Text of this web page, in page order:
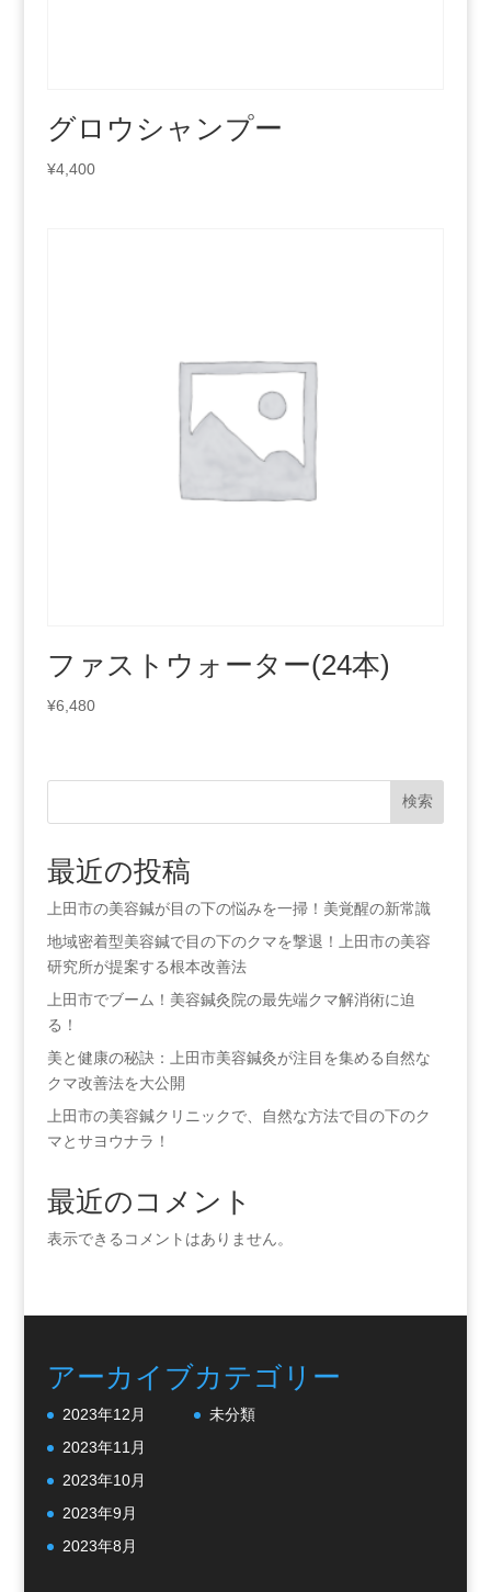
グロウシャンプー
¥4,400
ファストウォーター(24本)
¥6,480
検索
最近の投稿
上田市の美容鍼が目の下の悩みを一掃！美覚醒の新常識
地域密着型美容鍼で目の下のクマを撃退！上田市の美容
研究所が提案する根本改善法
上田市でブーム！美容鍼灸院の最先端クマ解消術に迫
る！
美と健康の秘訣：上田市美容鍼灸が注目を集める自然な
クマ改善法を大公開
上田市の美容鍼クリニックで、自然な方法で目の下のク
マとサヨウナラ！
最近のコメント
表示できるコメントはありません。
アーカイブ
2023年12月
2023年11月
2023年10月
2023年9月
2023年8月
カテゴリー
未分類